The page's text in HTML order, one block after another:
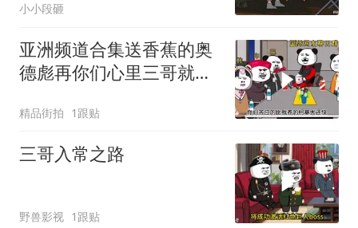
小小段砸
亚洲频道合集送香蕉的奥
德彪再你们心里三哥就是
精品街拍 1跟贴
三哥入常之路
野兽影视 1跟贴